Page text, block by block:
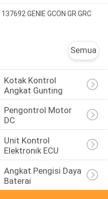
GENIE GCON GR GRC
Semua
Kotak Kontrol
Angkat Gunting
Pengontrol Motor
DC
Unit Kontrol
Elektronik ECU
Angkat Pengisi Daya
Baterai